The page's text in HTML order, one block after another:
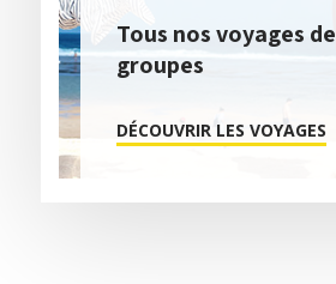
Tous nos voyages de
groupes
DÉCOUVRIR LES VOYAGES